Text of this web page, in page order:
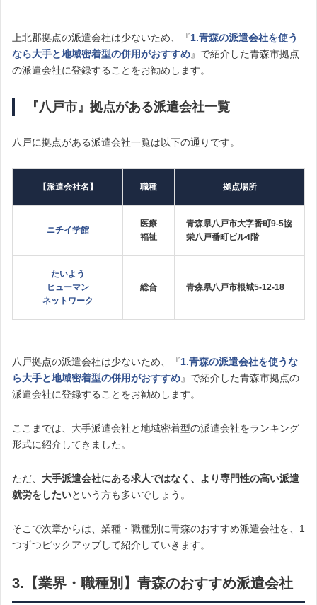
上北郡拠点の派遣会社は少ないため、『1.青森の派遣会社を使う
なら大手と地域密着型の併用がおすすめ』で紹介した青森市拠点
の派遣会社に登録することをお勧めします。
『八戸市』拠点がある派遣会社一覧
八戸に拠点がある派遣会社一覧は以下の通りです。
【派遣会社名】 職種 拠点場所
ニチイ学館
医療
福祉
青森県八戸市大字番町9‐5協
栄八戸番町ビル4階
たいよう
ヒューマン
ネットワーク
総合 青森県八戸市根城5-12-18
八戸拠点の派遣会社は少ないため、『1.青森の派遣会社を使うな
ら大手と地域密着型の併用がおすすめ』で紹介した青森市拠点の
派遣会社に登録することをお勧めします。
ここまでは、大手派遣会社と地域密着型の派遣会社をランキング
形式に紹介してきました。
ただ、 大手派遣会社にある求人ではなく、より専門性の高い派遣
就労をしたいという方も多いでしょう。
そこで次章からは、業種・職種別に青森のおすすめ派遣会社を、1
つずつピックアップして紹介していきます。
3.【業界・職種別】青森のおすすめ派遣会社